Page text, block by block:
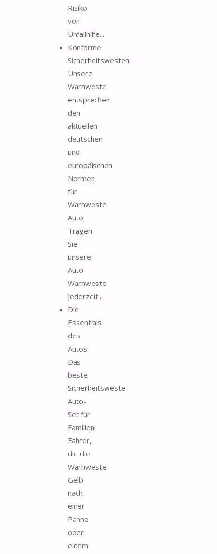
Risiko
von
Unfallhilfe...
Konforme
Sicherheitswesten:
Unsere
Warnweste
entsprechen
den
aktuellen
deutschen
und
europäischen
Normen
für
Warnweste
Auto.
Tragen
Sie
unsere
Auto
Warnweste
jederzeit...
Die
Essentials
des
Autos:
Das
beste
Sicherheitsweste
Auto-
Set für
Familien!
Fahrer,
die die
Warnweste
Gelb
nach
einer
Panne
oder
einem